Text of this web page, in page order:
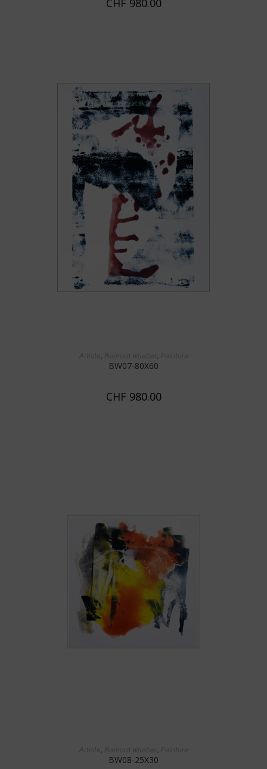
AJOUTER AU PANIER
Artiste, Bernard Waeber , Peinture
BW07-80X60
CHF 980.00
AJOUTER AU PANIER
Artiste, Bernard Waeber , Peinture
BW08-25X30